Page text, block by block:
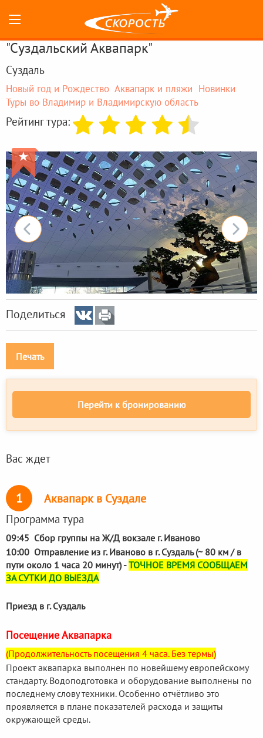
"Суздальский Аквапарк"
Суздаль
Новый год и Рождество Аквапарк и пляжи Новинки
Туры во Владимир и Владимирскую область
Рейтинг тура:
★
Поделиться
Печать
Перейти к бронированию
Вас ждет
1 Аквапарк в Суздале
Программа тура
09:45 Сбор группы на Ж/Д вокзале г. Иваново
10:00 Отправление из г. Иваново в г. Суздаль (~ 80 км / в
пути около 1 часа 20 минут) -ТОЧНОЕ ВРЕМЯ СООБЩАЕМ
ЗА СУТКИ ДО ВЫЕЗДА
Приезд в г. Суздаль
Посещение Аквапарка
(Продолжительность посещения 4 часа. Без термы)
Проект аквапарка выполнен по новейшему европейскому
стандарту. Водоподготовка и оборудование выполнены по
последнему слову техники. Особенно отчётливо это
проявляется в плане показателей расхода и защиты
окружающей среды.